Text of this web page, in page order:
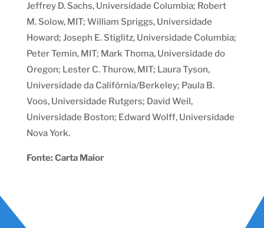
Jeffrey D. Sachs, Universidade Columbia; Robert
M. Solow, MIT; William Spriggs, Universidade
Howard; Joseph E. Stiglitz, Universidade Columbia;
Peter Temin, MIT; Mark Thoma, Universidade do
Oregon; Lester C. Thurow, MIT; Laura Tyson,
Universidade da Califórnia/Berkeley; Paula B.
Voos, Universidade Rutgers; David Weil,
Universidade Boston; Edward Wolff, Universidade
Nova York.
Fonte: Carta Maior